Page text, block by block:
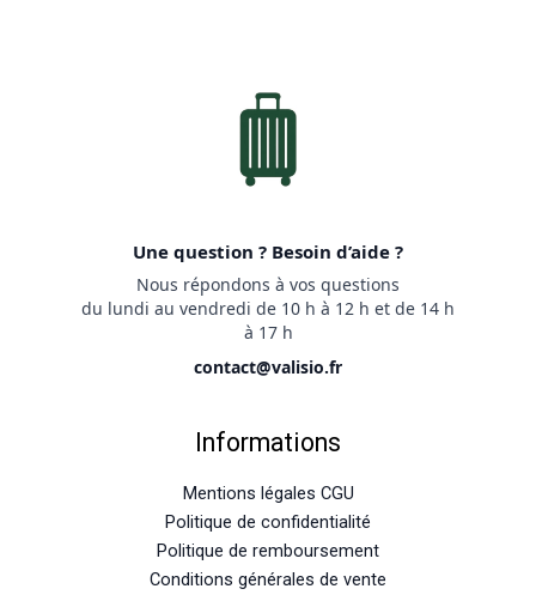
Une question ? Besoin d’aide ?
Nous répondons à vos questions
du lundi au vendredi de 10 h à 12 h et de 14 h
à 17 h
contact@valisio.fr
Informations
Mentions légales CGU
Politique de confidentialité
Politique de remboursement
Conditions générales de vente